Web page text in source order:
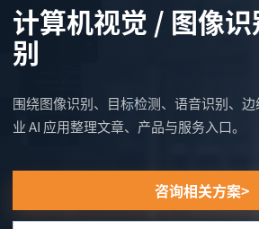
计算机视觉 / 图像
别
围绕图像识别、目标检测、语音识别、
业 AI 应用整理文章、产品与服务入口。
咨询相关方案